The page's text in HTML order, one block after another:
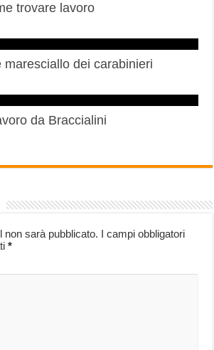
trovare lavoro
maresciallo dei carabinieri
da Braccialini
non sarà pubblicato. I campi obbligatori
*